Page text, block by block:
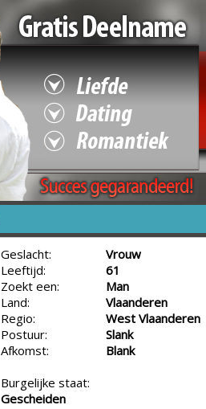
Geslacht:
Vrouw
Leeftijd:
61
Zoekt een:
Man
Land:
Vlaanderen
Regio:
West Vlaanderen
Postuur:
Slank
Afkomst:
Blank
Burgelijke staat:
Gescheiden